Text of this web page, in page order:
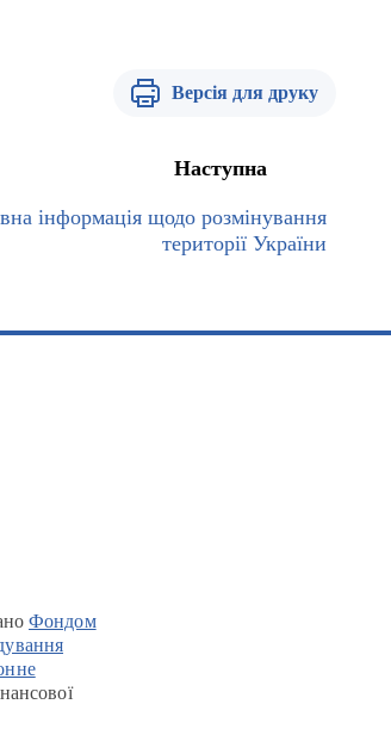
Версія для друку
Наступна
інформація щодо розмінування
території України
Фондом